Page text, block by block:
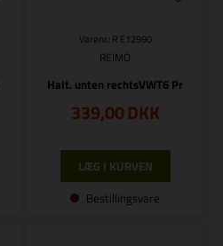
Varenr.: R E12990
REIMO
Halt. unten rechtsVWT6 Pr
339,00DKK
Bestillingsvare